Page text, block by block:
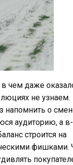
чем даже
не узнаем.
напомнить о
аудиторию, а в-
строится на
фишками.